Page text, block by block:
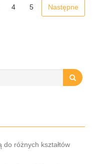
4 5 Następne
różnych kształtów